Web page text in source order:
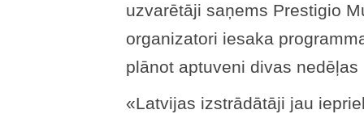
uzvarētāji saņems Prestigio
organizatori iesaka
plānot aptuveni divas nedēļas
«Latvijas izstrādātāji jau